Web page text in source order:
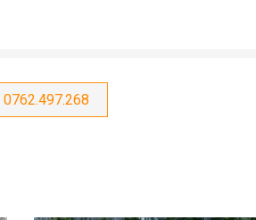
0762.497.268